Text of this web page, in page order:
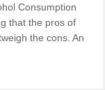
Consumption
that the pros of
the cons. An